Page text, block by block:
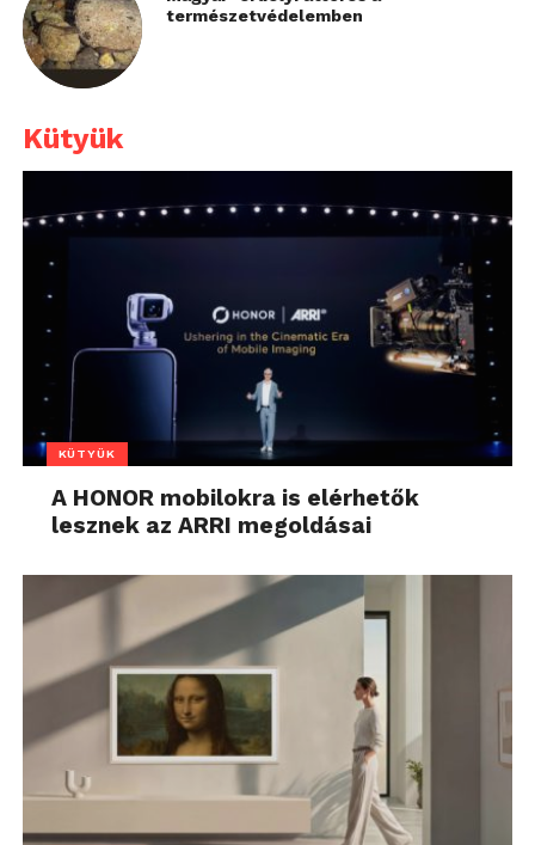
természetvédelemben
Kütyük
KÜTYÜK
A HONOR mobilokra is elérhetők
lesznek az ARRI megoldásai